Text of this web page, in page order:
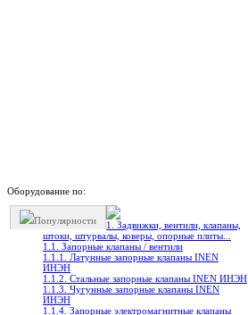
Оборудование по:
Популярности
1. Задвижки, вентили, клапаны,
штоки, штурвалы, коверы, опорные плиты...
1.1. Запорные клапаны / вентили
1.1.1. Латунные запорные клапаны INEN
ИНЭН
1.1.2. Стальные запорные клапаны INEN ИНЭН
1.1.3. Чугунные запорные клапаны INEN
ИНЭН
1.1.4. Запорные электромагнитные клапаны